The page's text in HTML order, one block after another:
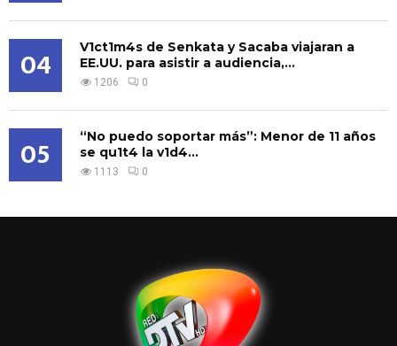
04
V1ct1m4s de Senkata y Sacaba viajaran a
EE.UU. para asistir a audiencia,...
1206 0
05
“No puedo soportar más”: Menor de 11 años
se qu1t4 la v1d4...
1113 0